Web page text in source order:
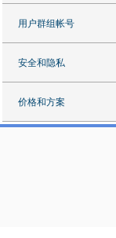
用户群组帐号
安全和隐私
价格和方案